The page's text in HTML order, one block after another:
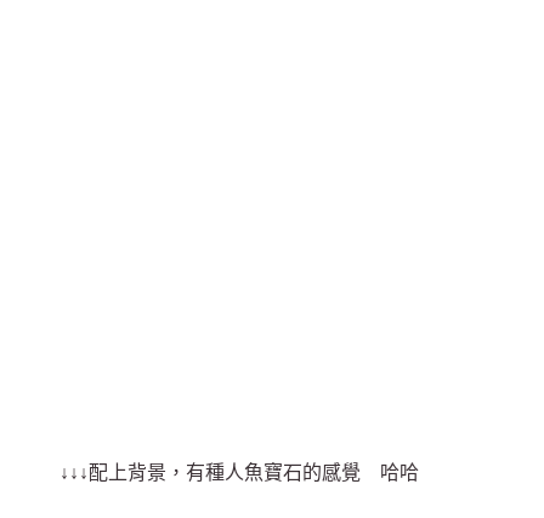
↓↓↓配上背景，有種人魚寶石的感覺 哈哈